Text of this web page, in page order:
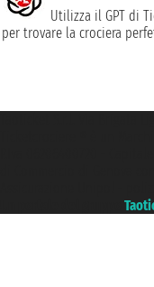
Utilizza il GPT di
per trovare la crociera